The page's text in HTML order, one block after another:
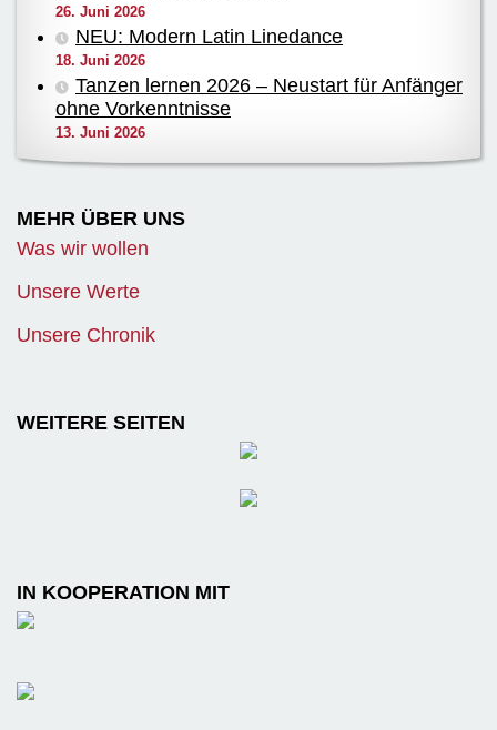
26. Juni 2026
NEU: Modern Latin Linedance
18. Juni 2026
Tanzen lernen 2026 – Neustart für Anfänger
ohne Vorkenntnisse
13. Juni 2026
MEHR ÜBER UNS
Was wir wollen
Unsere Werte
Unsere Chronik
WEITERE SEITEN
IN KOOPERATION MIT